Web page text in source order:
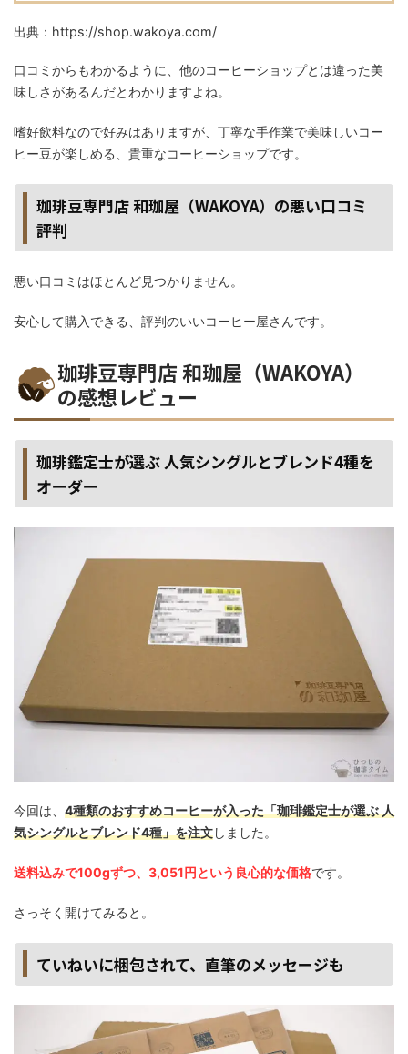
出典：https://shop.wakoya.com/
口コミからもわかるように、他のコーヒーショップとは違った美
味しさがあるんだとわかりますよね。
嗜好飲料なので好みはありますが、丁寧な手作業で美味しいコー
ヒー豆が楽しめる、貴重なコーヒーショップです。
珈琲豆専門店 和珈屋（WAKOYA）の悪い口コミ
評判
悪い口コミはほとんど見つかりません。
安心して購入できる、評判のいいコーヒー屋さんです。
珈琲豆専門店 和珈屋（WAKOYA）
の感想レビュー
珈琲鑑定士が選ぶ 人気シングルとブレンド4種を
オーダー
今回は、 4種類のおすすめコーヒーが入った「珈琲鑑定士が選ぶ 人
気シングルとブレンド4種」を注文しました。
送料込みで100gずつ、3,051円という良心的な価格です。
さっそく開けてみると。
ていねいに梱包されて、直筆のメッセージも